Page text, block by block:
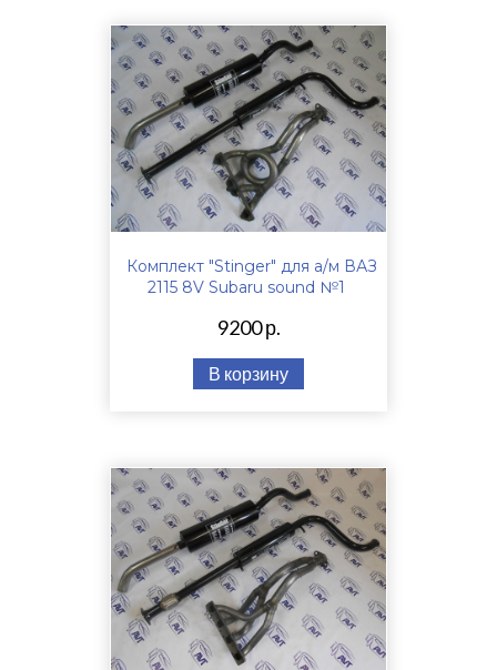
Комплект "Stinger" для а/м ВАЗ
2115 8V Subaru sound №1
9200 р.
В корзину